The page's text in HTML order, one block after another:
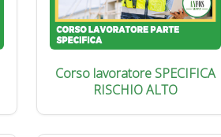
Corso lavoratore SPECIFICA
RISCHIO ALTO